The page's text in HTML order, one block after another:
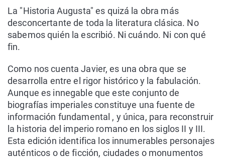
La "Historia Augusta" es quizá la obra más
desconcertante de toda la literatura clásica. No
sabemos quién la escribió. Ni cuándo. Ni con qué
fin.
Como nos cuenta Javier, es una obra que se
desarrolla entre el rigor histórico y la fabulación.
Aunque es innegable que este conjunto de
biografías imperiales constituye una fuente de
información fundamental , y única, para reconstruir
la historia del imperio romano en los siglos II y III.
Esta edición identifica los innumerables personajes
auténticos o de ficción, ciudades o monumentos